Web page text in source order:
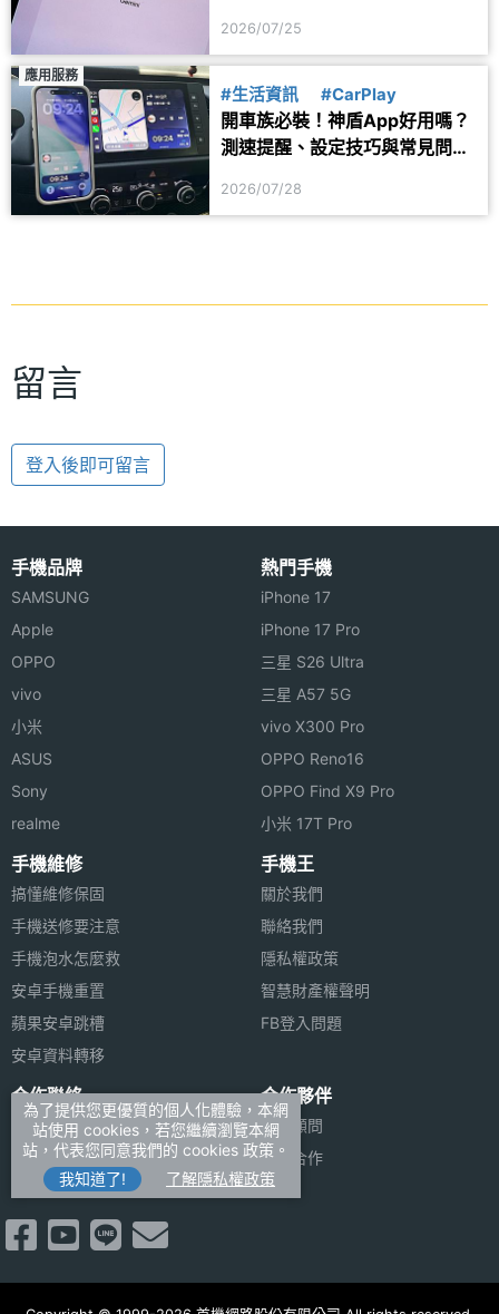
2026/07/25
應用服務
#生活資訊 #CarPlay
開車族必裝！神盾App好用嗎？
測速提醒、設定技巧與常見問題
2026/07/28
留言
登入後即可留言
手機品牌
SAMSUNG
Apple
OPPO
vivo
小米
ASUS
Sony
realme
熱門手機
iPhone 17
iPhone 17 Pro
三星 S26 Ultra
三星 A57 5G
vivo X300 Pro
OPPO Reno16
OPPO Find X9 Pro
小米 17T Pro
手機維修
搞懂維修保固
手機送修要注意
手機泡水怎麼救
安卓手機重置
蘋果安卓跳槽
安卓資料轉移
手機王
關於我們
聯絡我們
隱私權政策
智慧財產權聲明
FB登入問題
合作聯絡
廣告刊登
加入商店報價
新聞聯絡
合作夥伴
法律顧問
媒體合作
為了提供您更優質的個人化體驗，本網
站使用 cookies，若您繼續瀏覽本網
站，代表您同意我們的 cookies 政策。
我知道了!
了解隱私權政策